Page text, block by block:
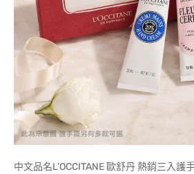
中文品名L’OCCITANE 歐舒丹 熱銷三入